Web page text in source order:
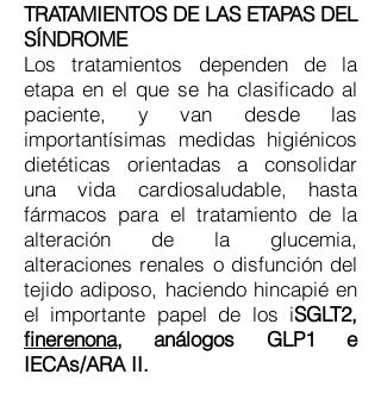
TRATAMIENTOS DE LAS ETAPAS DEL
SÍNDROME
Los tratamientos dependen de la
etapa en el que se ha clasificado al
paciente, y van desde las
importantísimas medidas higiénicos
dietéticas orientadas a consolidar
una vida cardiosaludable, hasta
fármacos para el tratamiento de la
alteración de la glucemia,
alteraciones renales o disfunción del
tejido adiposo, haciendo hincapié en
el importante papel de los iSGLT2,
finerenona, análogos GLP1 e
IECAs/ARA II.